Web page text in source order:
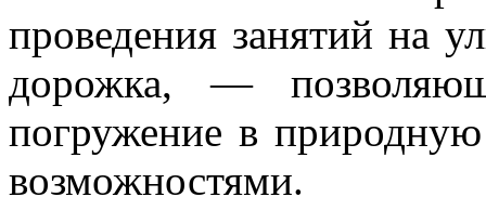
проведения занятий на
дорожка, —
погружение в
возможностями.